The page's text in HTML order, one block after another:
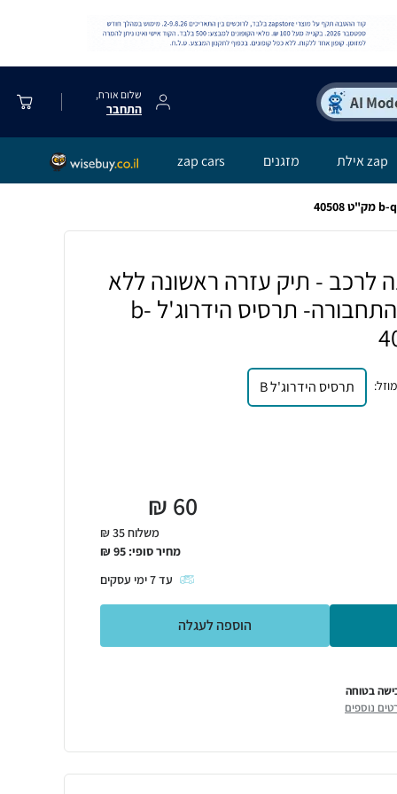
שלום אורח,
התחבר
zap אילת מזגנים zap cars
לרכב - תיק עזרה ראשונה ללא
תכולה תקן משרד התחבורה- תרסיס הידרוג'ל b-
: תרסיס הידרוג'ל B
60
₪
משלוח 35 ₪
מחיר סופי: 95
₪
עד7ימי עסקים
הוספה לעגלה
בטוחה
נוספים